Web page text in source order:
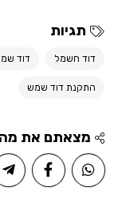
תגיות
דוד חשמל דוד
התקנת דוד שמש
מצאתם את